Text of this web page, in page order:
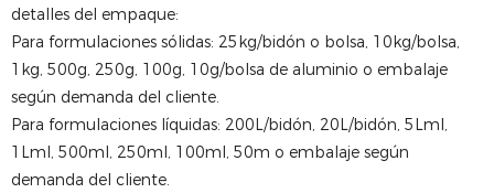
detalles del empaque:
Para formulaciones sólidas: 25kg/bidón o bolsa, 10kg/bolsa,
1kg, 500g, 250g, 100g, 10g/bolsa de aluminio o embalaje
según demanda del cliente.
Para formulaciones líquidas: 200L/bidón, 20L/bidón, 5Lml,
1Lml, 500ml, 250ml, 100ml, 50m o embalaje según
demanda del cliente.